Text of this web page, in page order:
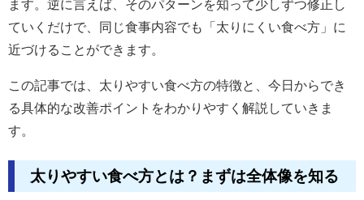
ます。逆に言えば、そのパターンを知って少しずつ修正し
ていくだけで、同じ食事内容でも「太りにくい食べ方」に
近づけることができます。
この記事では、太りやすい食べ方の特徴と、今日からでき
る具体的な改善ポイントをわかりやすく解説していきま
す。
太りやすい食べ方とは？まずは全体像を知る